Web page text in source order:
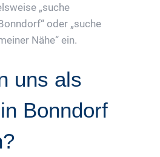
„suche
oder „suche
Nähe“ ein.
uns als
Bonndorf